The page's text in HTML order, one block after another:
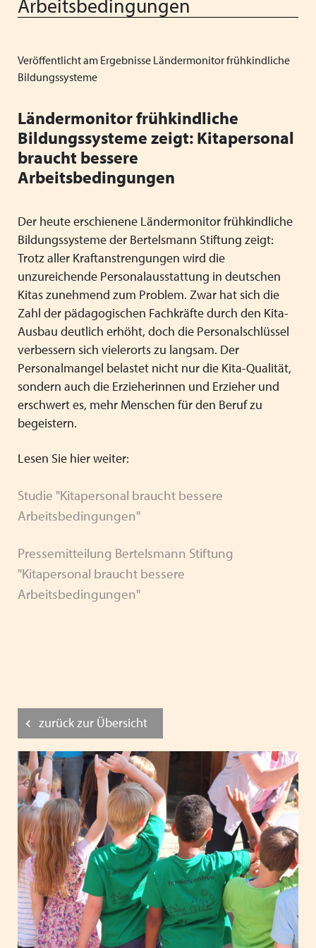
Mitgliedsverbände
Präsidium und Geschäftsstelle
Kooperationsverträge und Rahmenvereinbarungen
Festschrift zum 70-jährigen Jubiläum des VPK
VPK-Schriftenreihe
VPK-Podcast
Schließen
Finden Sie bundesweit passende
den VPK-Mitgliedseinrichtungen:
www.vpk-einrichtungen.de
Arbeitsbedingungen
Veröffentlicht am Ergebnisse Ländermonitor frühkindliche
Bildungssysteme
Ländermonitor frühkindliche
Bildungssysteme zeigt: Kitapersonal
braucht bessere
Arbeitsbedingungen
Der heute erschienene Ländermonitor frühkindliche
Bildungssysteme der Bertelsmann Stiftung zeigt:
Trotz aller Kraftanstrengungen wird die
unzureichende Personalausstattung in deutschen
Kitas zunehmend zum Problem. Zwar hat sich die
Zahl der pädagogischen Fachkräfte durch den Kita-
Ausbau deutlich erhöht, doch die Personalschlüssel
verbessern sich vielerorts zu langsam. Der
Personalmangel belastet nicht nur die Kita-Qualität,
sondern auch die Erzieherinnen und Erzieher und
erschwert es, mehr Menschen für den Beruf zu
begeistern.
Lesen Sie hier weiter:
Studie "Kitapersonal braucht bessere
Arbeitsbedingungen"
Pressemitteilung Bertelsmann Stiftung
"Kitapersonal braucht bessere
Arbeitsbedingungen"
zurück zur Übersicht